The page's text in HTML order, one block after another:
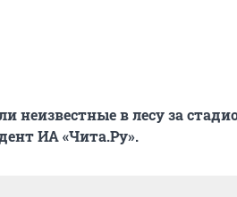
неизвестные в лесу за
ИА «Чита.Ру».